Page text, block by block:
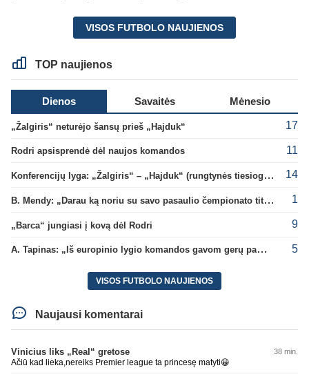
VISOS FUTBOLO NAUJIENOS
TOP naujienos
Dienos Savaitės Mėnesio
„Žalgiris“ neturėjo šansų prieš „Hajduk“ 17
Rodri apsisprendė dėl naujos komandos 11
Konferencijų lyga: „Žalgiris“ – „Hajduk“ (rungtynės tiesiogiai) 14
B. Mendy: „Darau ką noriu su savo pasaulio čempionato titulu“ 1
„Barca“ jungiasi į kovą dėl Rodri 9
A. Tapinas: „Iš europinio lygio komandos gavom gerų pamokų“ 5
VISOS FUTBOLO NAUJIENOS
Naujausi komentarai
Vinicius liks „Real“ gretose 38 min.
Ačiū kad lieka,nereiks Premier league ta princesę matyti😀